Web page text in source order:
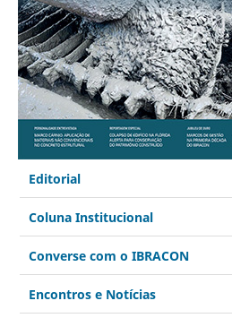
Editorial
Coluna Institucional
Converse com o IBRACON
Encontros e Notícias